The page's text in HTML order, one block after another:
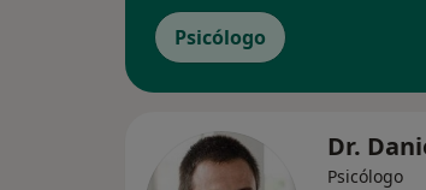
Psicólogo
Dr.
Psicólogo